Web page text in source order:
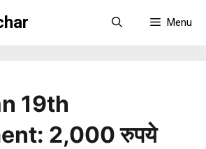
Menu
19th
2,000 रुपये